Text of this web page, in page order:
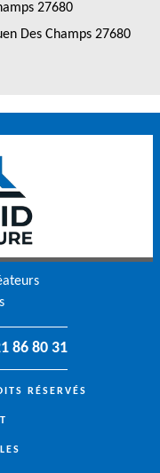
27680
Des Champs 27680
86 80 31
RÉSERVÉS